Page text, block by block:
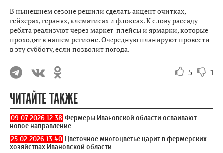
В нынешнем сезоне решили сделать акцент очитках,
гейхерах, геранях, клематисах и флоксах. К слову рассаду
ребята реализуют через маркет-плейсы и ярмарки, которые
проходят в нашем регионе. Очередную планируют провести
в эту субботу, если позволит погода.
5 1
ЧИТАЙТЕ ТАКЖЕ
09.07.2026 12:38 Фермеры Ивановской области осваивают
новое направление
25.02.2026 13:40 Цветочное многоцветье царит в фермерских
хозяйствах Ивановской области